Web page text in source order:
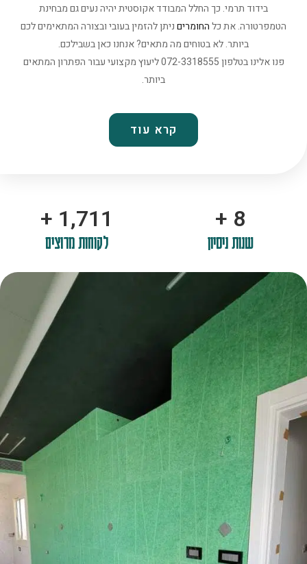
בידוד תרמי. כך החלל המבודד אקוסטית יהיה נעים גם מבחינת
הטמפרטורה. את כלהחומריםניתן להזמין בעובי ובצורה המתאימים לכם
ביותר. לא בטוחים מה מתאים? אנחנו כאן בשבילכם.
פנו אלינו בטלפון 072-3318555 ליעוץ מקצועי עבור הפתרון המתאים
ביותר.
קרא עוד
10
+
שנות ניסיון
2,100
+
לקוחות מרוצים